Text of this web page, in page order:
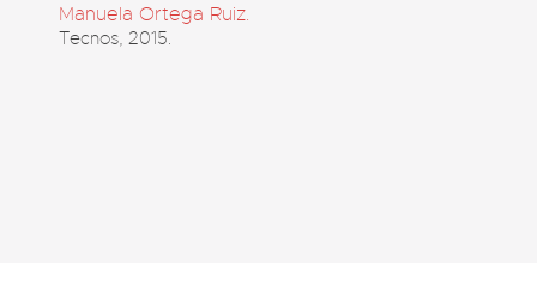
Manuela Ortega Ruiz.
Tecnos, 2015.